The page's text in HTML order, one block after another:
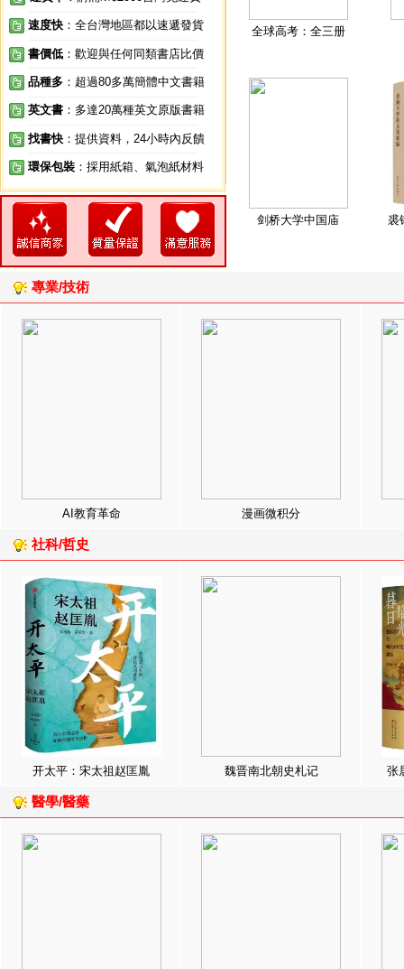
速度快 ：全台灣地區都以速遞發貨
書價低 ：歡迎與任何同類書店比價
品種多 ：超過80多萬簡體中文書籍
英文書 ：多達20萬種英文原版書籍
找書快 ：提供資料，24小時內反饋
環保包裝 ：採用紙箱、氣泡紙材料
全球高考：全三册
剑桥大学中国庙 裘
專業/技術
AI教育革命 漫画微积分
社科/哲史
开太平：宋太祖赵匡胤 魏晋南北朝史札记 张
醫學/醫藥